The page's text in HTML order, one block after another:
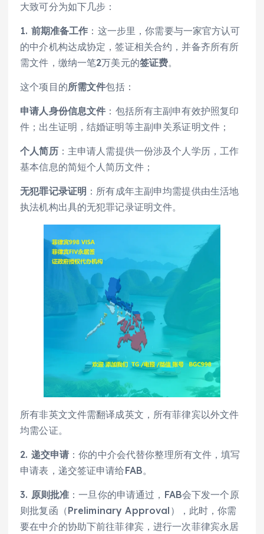
大致可分为如下几步：
1. 前期准备工作 ：这一步里，你需要与一家官方认可
的中介机构达成协定，签证相关合约，并备齐所有所
需文件，缴纳一笔2万美元的签证费。
这个项目的所需文件包括：
申请人身份信息文件 ：包括所有主副申有效护照复印
件；出生证明，结婚证明等主副申关系证明文件；
个人简历：主申请人需提供一份涉及个人学历，工作
基本信息的简短个人简历文件；
无犯罪记录证明 ：所有成年主副申均需提供由生活地
执法机构出具的无犯罪记录证明文件。
所有非英文文件需翻译成英文，所有菲律宾以外文件
均需公证。
2. 递交申请 ：你的中介会代替你整理所有文件，填写
申请表，递交签证申请给FAB。
3. 原则批准 ：一旦你的申请通过，FAB会下发一个原
则批复函（Preliminary Approval），此时，你需
要在中介的协助下前往菲律宾，进行一次菲律宾永居